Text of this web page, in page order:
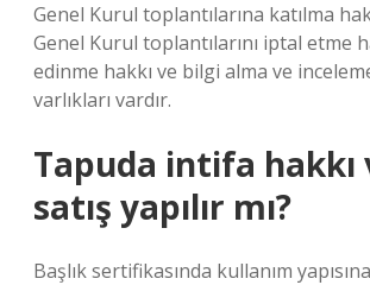
Genel Kurul toplantılarına katılma
Genel Kurul toplantılarını iptal etme
edinme hakkı ve bilgi alma ve
varlıkları vardır.
Tapuda intifa hakkı
satış yapılır mı?
Başlık sertifikasında kullanım